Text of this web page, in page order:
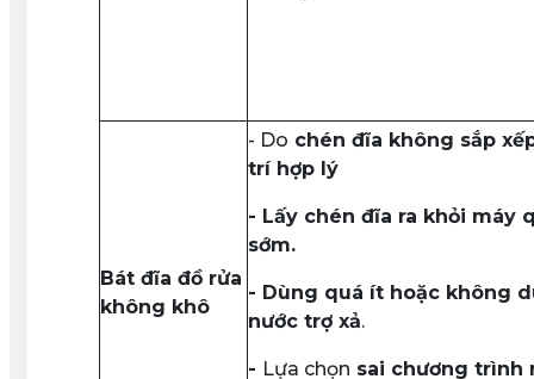
Bát đĩa đồ rửa
không khô
- Do chén đĩa không sắp
trí hợp lý
- Lấy chén đĩa ra khỏi máy
sớm.
- Dùng quá ít hoặc không
nước trợ xả.
- Lựa chọn sai chương trình